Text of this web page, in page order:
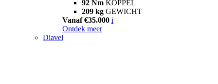
92 Nm KOPPEL
209 kg GEWICHT
Vanaf €35.000 i
Ontdek meer
Diavel